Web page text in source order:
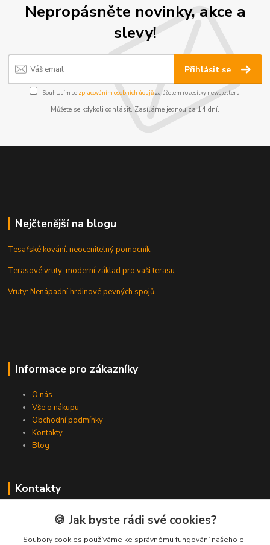
Nepropásněte novinky, akce a
slevy!
Přihlásit se
Souhlasím se zpracováním osobních údajůza účelem rozesílky newsletteru.
Můžete se kdykoli odhlásit. Zasíláme jednou za 14 dní.
Nejčtenější na blogu
Tesařské kování: neocenitelný pomocník
Terasové vruty: moderní základ pro vaši terasu
Vruty: Nenápadní hrdinové pevných spojů
Informace pro zákazníky
O nás
Vše o nákupu
Obchodní podmínky
Kontakty
Blog
Kontakty
Zákaznická podpora Spojovat.cz
+420 606 036 459
(PO-PÁ, 8-16 hod.)
🍪 Jak byste rádi své cookies?
Soubory cookies používáme ke správnému fungování našeho e-